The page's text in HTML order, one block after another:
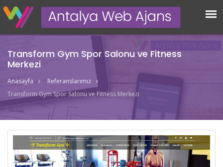
Transform Gym Spor Salonu ve Fitness
Merkezi
Anasayfa
Referanslarımız
Transform Gym Spor Salonu ve Fitness Merkezi